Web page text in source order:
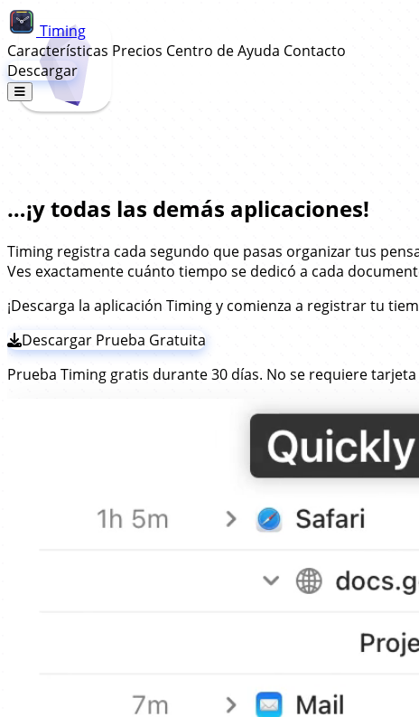
Timing
Características Precios Centro de Ayuda Contacto
Descargar
…¡y todas las demás aplicaciones!
Timing registra cada segundo que pasas organizar tus
Ves exactamente cuánto tiempo se dedicó a cada
¡Descarga la aplicación Timing y comienza a registrar tu
Descargar Prueba Gratuita
Prueba Timing gratis durante 30 días. No se requiere